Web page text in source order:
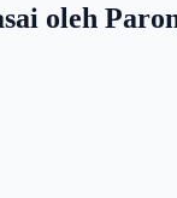
oleh